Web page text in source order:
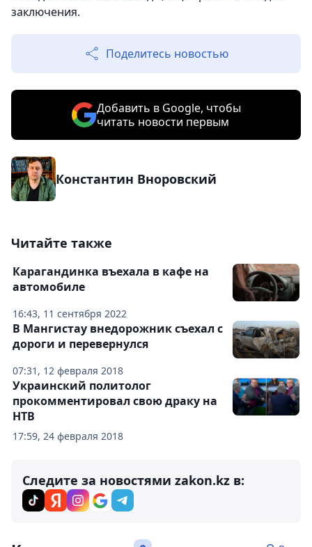
заключения.
Поделитесь новостью
Добавить в Google, чтобы
читать новости первым
Константин Вноровский
Читайте также
16:43, 11 сентября 2022
Карагандинка въехала в кафе на
автомобиле
07:31, 12 февраля 2018
В Мангистау внедорожник съехал с
дороги и перевернулся
17:59, 24 февраля 2018
Украинский политолог
прокомментировал свою драку на
НТВ
Следите за новостями zakon.kz в: